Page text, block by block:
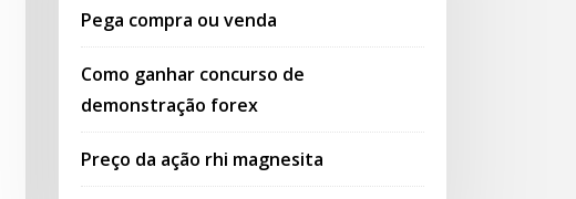
Pega compra ou venda
Como ganhar concurso de
demonstração forex
Preço da ação rhi magnesita